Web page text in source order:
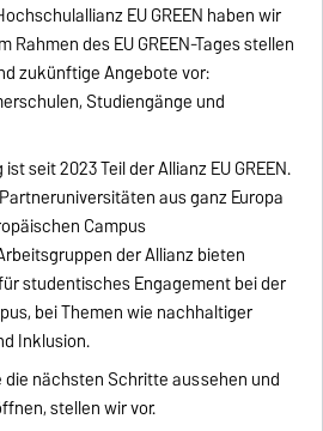
EU GREEN haben wir
Rahmen des EU GREEN-Tages stellen
zukünftige Angebote vor:
Studiengänge und
seit 2023 Teil der Allianz EU GREEN.
aus ganz Europa
Campus
der Allianz bieten
studentisches Engagement bei der
bei Themen wie nachhaltiger
Inklusion.
die nächsten Schritte aussehen und
stellen wir vor.